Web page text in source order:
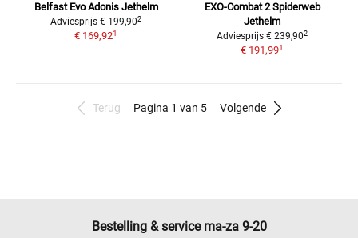
Belfast Evo Adonis Jethelm
Adviesprijs € 199,902
€ 169,921
EXO-Combat 2 Spiderweb
Jethelm
Adviesprijs € 239,902
€ 191,991
Terug Pagina 1 van 5 Volgende
Bestelling & service ma-za 9-20